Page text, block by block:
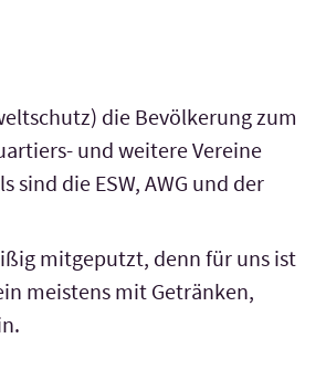
die Bevöl­kerung zum
und weitere Vereine
die ESW, AWG und der
mitgeputzt, denn für uns ist
meistens mit Getränken,